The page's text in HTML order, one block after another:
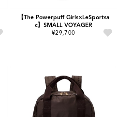
【The Powerpuff Girls×LeSportsa
c】SMALL VOYAGER
¥29,700